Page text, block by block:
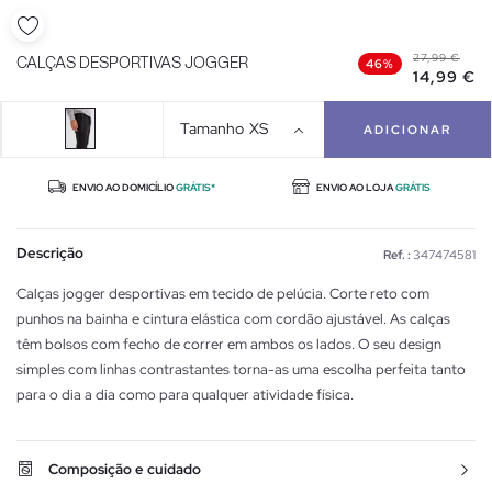
CALÇAS DESPORTIVAS JOGGER 46% 27,99 €
14,99 €
Tamanho XS ADICIONAR
ENVIO AO DOMICÍLIOGRÁTIS* ENVIO AO LOJAGRÁTIS
Descrição Ref. : 347474581
Calças jogger desportivas em tecido de pelúcia. Corte reto com
punhos na bainha e cintura elástica com cordão ajustável. As calças
têm bolsos com fecho de correr em ambos os lados. O seu design
simples com linhas contrastantes torna-as uma escolha perfeita tanto
para o dia a dia como para qualquer atividade física.
Composição e cuidado